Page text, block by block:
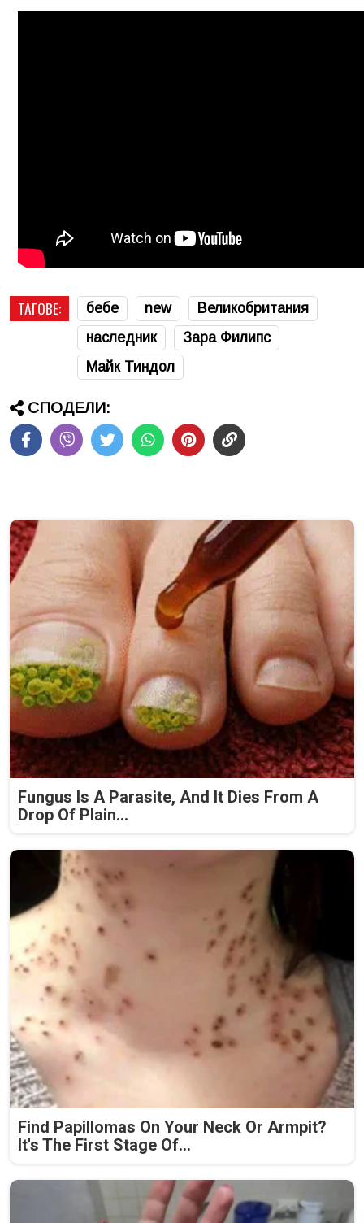
ТАГОВЕ: бебе new
Великобритания
наследник
Зара Филипс
Майк Тиндол
СПОДЕЛИ:
Fungus Is A Parasite, And It Dies From A
Drop Of Plain...
Find Papillomas On Your Neck Or Armpit?
It's The First Stage Of...